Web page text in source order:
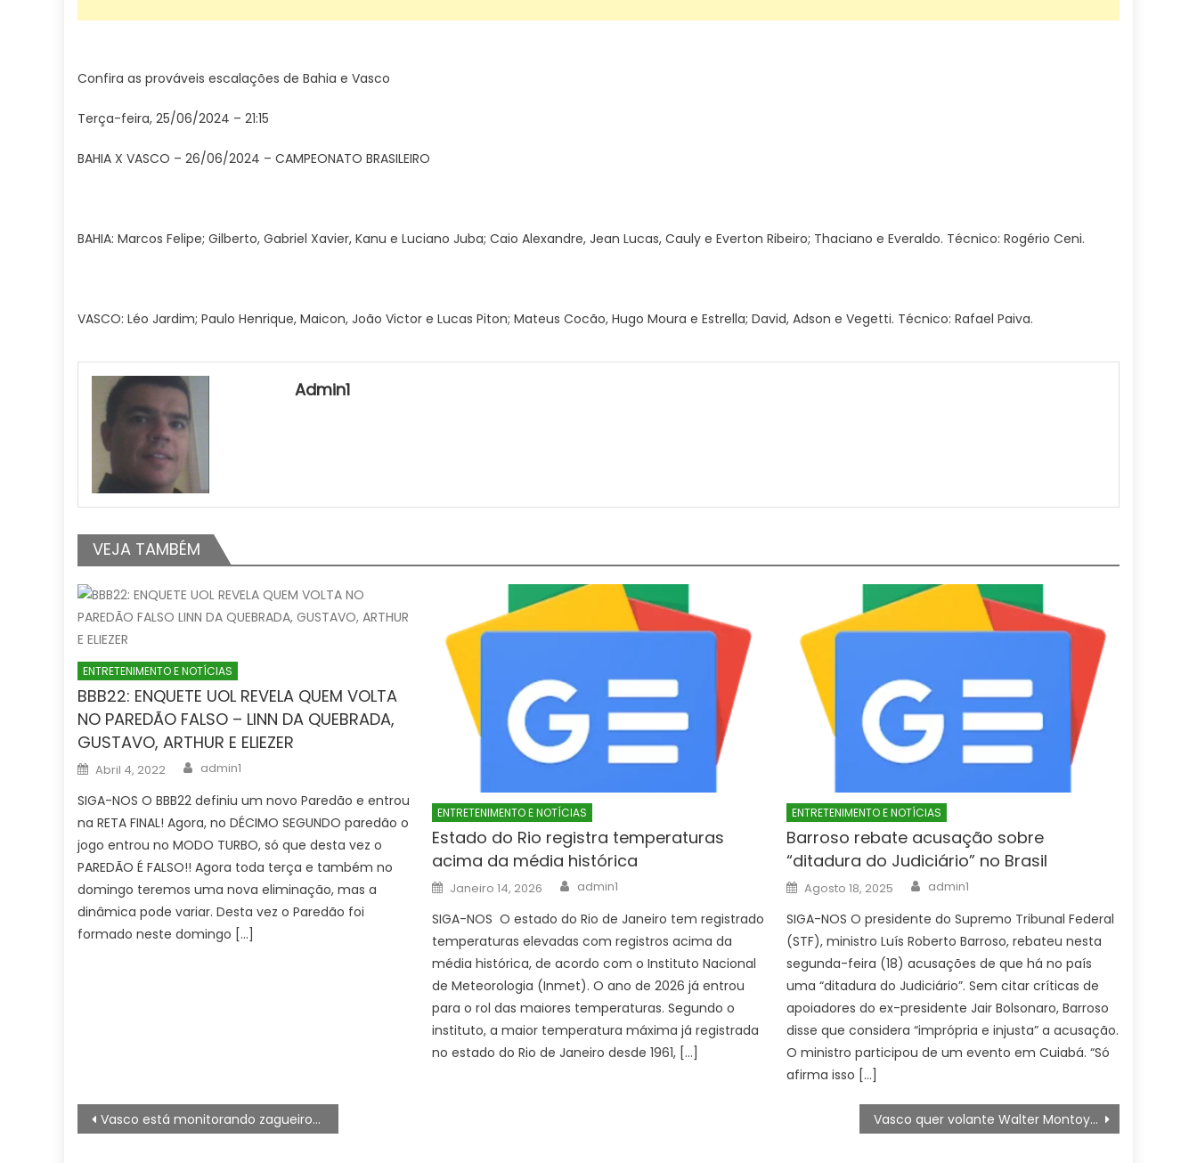
Confira as prováveis escalações de Bahia e Vasco
Terça-feira, 25/06/2024 – 21:15
BAHIA X VASCO – 26/06/2024 – CAMPEONATO BRASILEIRO
BAHIA: Marcos Felipe; Gilberto, Gabriel Xavier, Kanu e Luciano Juba; Caio Alexandre, Jean Lucas, Cauly e Everton Ribeiro; Thaciano e Everaldo. Técnico: Rogério Ceni.
VASCO: Léo Jardim; Paulo Henrique, Maicon, João Victor e Lucas Piton; Mateus Cocão, Hugo Moura e Estrella; David, Adson e Vegetti. Técnico: Rafael Paiva.
Admin1
VEJA TAMBÉM
ENTRETENIMENTO E NOTÍCIAS
BBB22: ENQUETE UOL REVELA QUEM VOLTA
NO PAREDÃO FALSO – LINN DA QUEBRADA,
GUSTAVO, ARTHUR E ELIEZER
Posted
on
Abril 4, 2022 Author
admin1
SIGA-NOS O BBB22 definiu um novo Paredão e entrou
na RETA FINAL! Agora, no DÉCIMO SEGUNDO paredão o
jogo entrou no MODO TURBO, só que desta vez o
PAREDÃO É FALSO!! Agora toda terça e também no
domingo teremos uma nova eliminação, mas a
dinâmica pode variar. Desta vez o Paredão foi
formado neste domingo […]
ENTRETENIMENTO E NOTÍCIAS
Estado do Rio registra temperaturas
acima da média histórica
Posted
on
Janeiro 14, 2026 Author
admin1
SIGA-NOS O estado do Rio de Janeiro tem registrado
temperaturas elevadas com registros acima da
média histórica, de acordo com o Instituto Nacional
de Meteorologia (Inmet). O ano de 2026 já entrou
para o rol das maiores temperaturas. Segundo o
instituto, a maior temperatura máxima já registrada
no estado do Rio de Janeiro desde 1961, […]
ENTRETENIMENTO E NOTÍCIAS
Barroso rebate acusação sobre
“ditadura do Judiciário” no Brasil
Posted
on
Agosto 18, 2025 Author
admin1
SIGA-NOS O presidente do Supremo Tribunal Federal
(STF), ministro Luís Roberto Barroso, rebateu nesta
segunda-feira (18) acusações de que há no país
uma “ditadura do Judiciário”. Sem citar críticas de
apoiadores do ex-presidente Jair Bolsonaro, Barroso
disse que considera “imprópria e injusta” a acusação.
O ministro participou de um evento em Cuiabá. “Só
afirma isso […]
Navegação
de
Vasco está monitorando zagueiro Lucas Oliveira do Cruzeiro, no Valladolid Vasco quer volante Walter Montoya, atualmente no Central Córdoba